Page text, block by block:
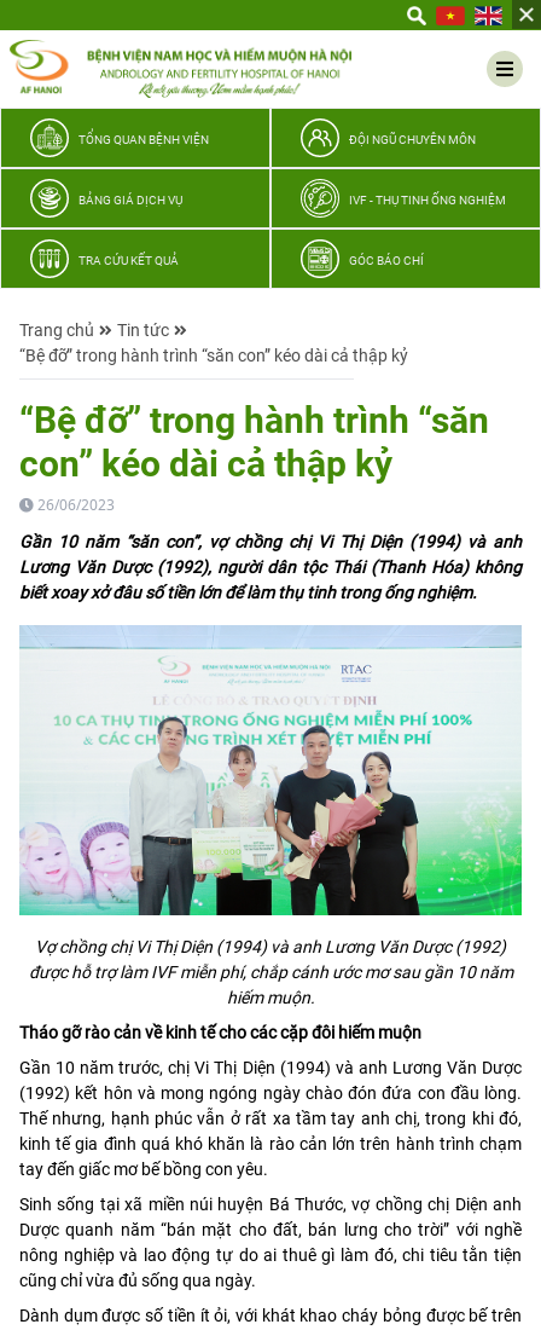
thương
TỔNG QUAN BỆNH VIỆN ĐỘI NGŨ CHUYÊN MÔN
BẢNG GIÁ DỊCH VỤ IVF - THỤ TINH ỐNG NGHIỆM
TRA CỨU KẾT QUẢ GÓC BÁO CHÍ
Trang chủ
Tin tức
“Bệ đỡ” trong hành trình “săn con” kéo dài cả thập kỷ
“Bệ đỡ” trong hành trình “săn
con” kéo dài cả thập kỷ
26/06/2023
Gần 10 năm “săn con”, vợ chồng chị Vi Thị Diện (1994) và anh
Lương Văn Dược (1992), người dân tộc Thái (Thanh Hóa) không
biết xoay xở đâu số tiền lớn để làm thụ tinh trong ống nghiệm.
Vợ chồng chị Vi Thị Diện (1994) và anh Lương Văn Dược (1992)
được hỗ trợ làm IVF miễn phí, chắp cánh ước mơ sau gần 10 năm
hiếm muộn.
Tháo gỡ rào cản về kinh tế cho các cặp đôi hiếm muộn
Gần 10 năm trước, chị Vi Thị Diện (1994) và anh Lương Văn Dược
(1992) kết hôn và mong ngóng ngày chào đón đứa con đầu lòng.
Thế nhưng, hạnh phúc vẫn ở rất xa tầm tay anh chị, trong khi đó,
kinh tế gia đình quá khó khăn là rào cản lớn trên hành trình chạm
tay đến giấc mơ bế bồng con yêu.
Sinh sống tại xã miền núi huyện Bá Thước, vợ chồng chị Diện anh
Dược quanh năm “bán mặt cho đất, bán lưng cho trời” với nghề
nông nghiệp và lao động tự do ai thuê gì làm đó, chi tiêu tằn tiện
cũng chỉ vừa đủ sống qua ngày.
Dành dụm được số tiền ít ỏi, với khát khao cháy bỏng được bế trên